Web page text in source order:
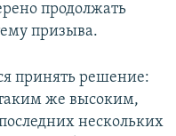
продолжать
призыва.
принять решение:
таким же высоким,
нескольких